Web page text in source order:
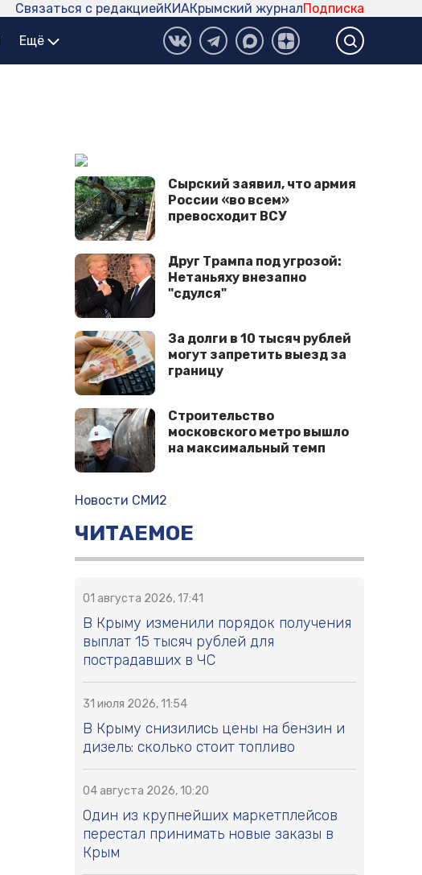
Подписка
Крымский журнал
КИА
Связаться с редакцией
Ещё
Сырский заявил, что армия
России «во всем»
превосходит ВСУ
Друг Трампа под угрозой:
Нетаньяху внезапно
"сдулся"
За долги в 10 тысяч рублей
могут запретить выезд за
границу
Строительство
московского метро вышло
на максимальный темп
Новости СМИ2
ЧИТАЕМОЕ
01 августа 2026, 17:41
В Крыму изменили порядок получения
выплат 15 тысяч рублей для
пострадавших в ЧС
31 июля 2026, 11:54
В Крыму снизились цены на бензин и
дизель: сколько стоит топливо
04 августа 2026, 10:20
Один из крупнейших маркетплейсов
перестал принимать новые заказы в
Крым